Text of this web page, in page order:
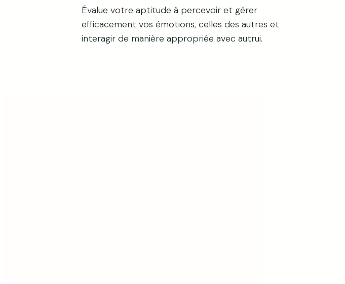
Évalue votre aptitude à percevoir et gérer
efficacement vos émotions, celles des autres et
interagir de manière appropriée avec autrui.